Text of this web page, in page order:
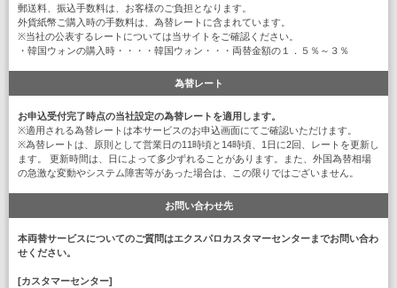
郵送料、振込手数料は、お客様のご負担となります。
外貨紙幣ご購入時の手数料は、為替レートに含まれています。
※当社の公表するレートについては当サイトをご確認ください。
・韓国ウォンの購入時・・・・韓国ウォン・・・両替金額の１．５％～３％
為替レート
お申込受付完了時点の当社設定の為替レートを適用します。
※適用される為替レートは本サービスのお申込画面にてご確認いただけます。
※為替レートは、原則として営業日の11時頃と14時頃、1日に2回、レートを更新し
ます。 更新時間は、日によって多少ずれることがあります。また、外国為替相場
の急激な変動やシステム障害等があった場合は、この限りではございません。
お問い合わせ先
本両替サービスについてのご質問はエクスパロカスタマーセンターまでお問い合わ
せください。
[カスタマーセンター]